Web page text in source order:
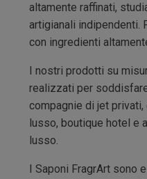
altamente raffinati,
artigianali indipendenti.
con ingredienti
I nostri prodotti su
realizzati per
compagnie di jet
lusso, boutique hotel e
lusso.
I Saponi FragrArt sono